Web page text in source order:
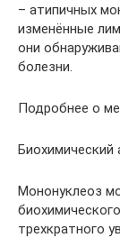
– атипичных
изменённые
они
болезни.
Подробнее о
Биохимический
Мононуклеоз
трехкратного